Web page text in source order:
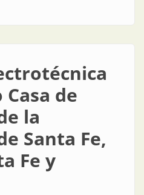
de
la
Santa Fe,
Fe y